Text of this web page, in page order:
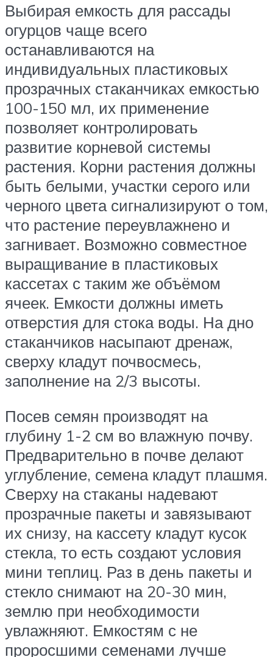
Выбирая емкость для рассады
огурцов чаще всего
останавливаются на
индивидуальных пластиковых
прозрачных стаканчиках емкостью
100-150 мл, их применение
позволяет контролировать
развитие корневой системы
растения. Корни растения должны
быть белыми, участки серого или
черного цвета сигнализируют о том,
что растение переувлажнено и
загнивает. Возможно совместное
выращивание в пластиковых
кассетах с таким же объёмом
ячеек. Емкости должны иметь
отверстия для стока воды. На дно
стаканчиков насыпают дренаж,
сверху кладут почвосмесь,
заполнение на 2/3 высоты.
Посев семян производят на
глубину 1-2 см во влажную почву.
Предварительно в почве делают
углубление, семена кладут плашмя.
Сверху на стаканы надевают
прозрачные пакеты и завязывают
их снизу, на кассету кладут кусок
стекла, то есть создают условия
мини теплиц. Раз в день пакеты и
стекло снимают на 20-30 мин,
землю при необходимости
увлажняют. Емкостям с не
проросшими семенами лучше